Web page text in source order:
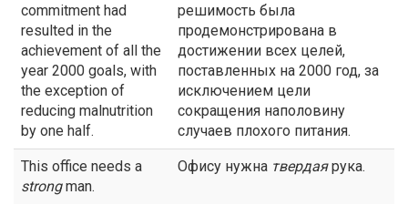
commitment had
resulted in the
achievement of all the
year 2000 goals, with
the exception of
reducing malnutrition
by one half.
решимость была
продемонстрирована в
достижении всех целей,
поставленных на 2000 год, за
исключением цели
сокращения наполовину
случаев плохого питания.
This office needs a
strongman.
Офису нужна твердаярука.